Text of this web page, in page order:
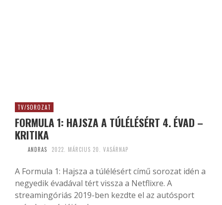
TV/SOROZAT
FORMULA 1: HAJSZA A TÚLÉLÉSÉRT 4. ÉVAD –
KRITIKA
ANDRAS 2022. MÁRCIUS 20. VASÁRNAP
A Formula 1: Hajsza a túlélésért című sorozat idén a
negyedik évadával tért vissza a Netflixre. A
streamingóriás 2019-ben kezdte el az autósport